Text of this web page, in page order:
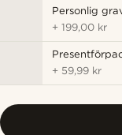
Personlig
+199,00 kr
+ 59,99 kr